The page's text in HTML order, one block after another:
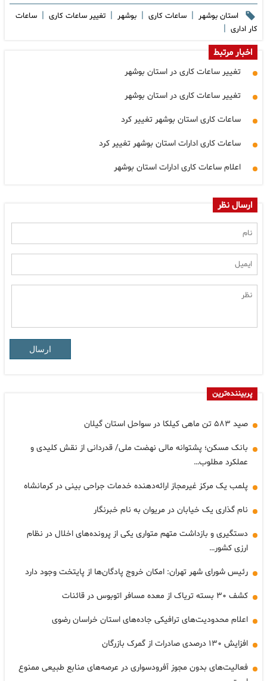
استان بوشهر | ساعات کاری | بوشهر | تغییر ساعات کاری | ساعات
کار اداری |
اخبار مرتبط
تغییر ساعات کاری در استان بوشهر
تغییر ساعات کاری در استان بوشهر
ساعات کاری استان بوشهر تغییر کرد
ساعات کاری ادارات استان بوشهر تغییر کرد
اعلام ساعات کاری ادارات استان بوشهر
ارسال نظر
ارسال
پربیننده‌ترین
صید ۵۸۳ تن ماهی کیلکا در سواحل استان گیلان
بانک مسکن؛ پشتوانه مالی نهضت ملی/ قدردانی از نقش کلیدی و
عملکرد مطلوب…
پلمب یک مرکز غیرمجاز ارائه‌دهنده خدمات جراحی بینی در کرمانشاه
نام گذاری یک خیابان در مریوان به نام خبرنگار
دستگیری و بازداشت متهم متواری یکی از پرونده‌های اخلال در نظام
ارزی کشور…
رئیس شورای شهر تهران: امکان خروج پادگان‌ها از پایتخت وجود دارد
کشف ۳۰ بسته تریاک از معده مسافر اتوبوس در قائنات
اعلام محدودیت‌های ترافیکی جاده‌های استان خراسان رضوی
افزایش ۱۳۰ درصدی صادرات از گمرک بازرگان
فعالیت‌های بدون مجوز آفرودسواری در عرصه‌های منابع طبیعی ممنوع